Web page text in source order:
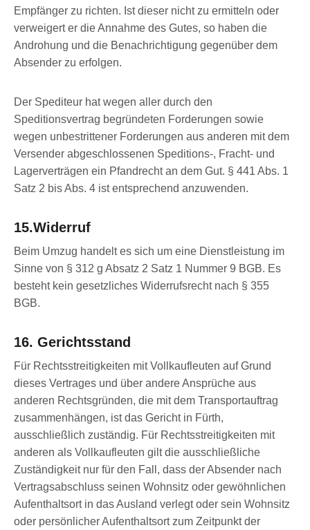
Empfänger zu richten. Ist dieser nicht zu ermitteln oder
verweigert er die Annahme des Gutes, so haben die
Androhung und die Benachrichtigung gegenüber dem
Absender zu erfolgen.
Der Spediteur hat wegen aller durch den
Speditionsvertrag begründeten Forderungen sowie
wegen unbestrittener Forderungen aus anderen mit dem
Versender abgeschlossenen Speditions-, Fracht- und
Lagerverträgen ein Pfandrecht an dem Gut. § 441 Abs. 1
Satz 2 bis Abs. 4 ist entsprechend anzuwenden.
15.Widerruf
Beim Umzug handelt es sich um eine Dienstleistung im
Sinne von § 312 g Absatz 2 Satz 1 Nummer 9 BGB. Es
besteht kein gesetzliches Widerrufsrecht nach § 355
BGB.
16. Gerichtsstand
Für Rechtsstreitigkeiten mit Vollkaufleuten auf Grund
dieses Vertrages und über andere Ansprüche aus
anderen Rechtsgründen, die mit dem Transportauftrag
zusammenhängen, ist das Gericht in Fürth,
ausschließlich zuständig. Für Rechtsstreitigkeiten mit
anderen als Vollkaufleuten gilt die ausschließliche
Zuständigkeit nur für den Fall, dass der Absender nach
Vertragsabschluss seinen Wohnsitz oder gewöhnlichen
Aufenthaltsort in das Ausland verlegt oder sein Wohnsitz
oder persönlicher Aufenthaltsort zum Zeitpunkt der